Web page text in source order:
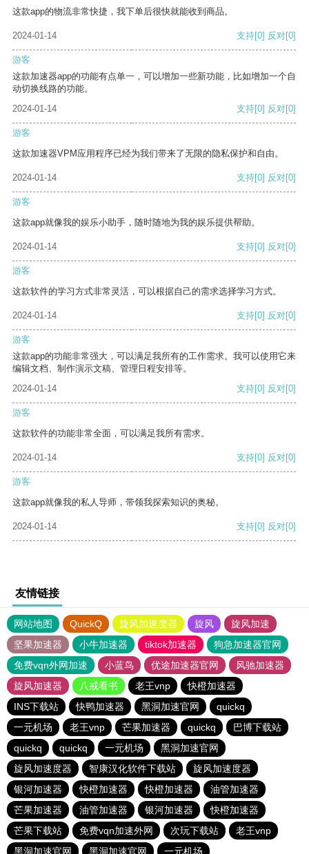
这款app的物流非常快捷，我下单后很快就能收到商品。
2024-01-14 支持[0] 反对[0]
游客
这款加速器app的功能有点单一，可以增加一些新功能，比如增加一个自
动切换线路的功能。
2024-01-14
支持[0] 反对[0]
游客
这款加速器VPM应用程序已经为我们带来了无限的隐私保护和自由。
2024-01-14 支持[0] 反对[0]
游客
这款app就像我的娱乐小助手，随时随地为我的娱乐提供帮助。
2024-01-14 支持[0] 反对[0]
游客
这款软件的学习方式非常灵活，可以根据自己的需求选择学习方式。
2024-01-14 支持[0] 反对[0]
游客
这款app的功能非常强大，可以满足我所有的工作需求。我可以使用它来
编辑文档、制作演示文稿、管理日程安排等。
2024-01-14
支持[0] 反对[0]
游客
这款软件的功能非常全面，可以满足我所有需求。
2024-01-14 支持[0] 反对[0]
游客
这款app就像我的私人导师，带领我探索知识的奥秘。
2024-01-14 支持[0] 反对[0]
友情链接
网站地图 QuickQ 旋风加速度器 旋风
旋风加速
坚果加速器
小牛加速器 tiktok加速器
狗急加速器官网
免费vqn外网加速
小蓝鸟 优途加速器官网
风驰加速器
旋风加速器
八戒看书 老王vnp
快橙加速器
INS下载站
快鸭加速器 黑洞加速官网
quickq
一元机场
老王vnp 芒果加速器 quickq
巴博下载站
quickq
quickq 一元机场
黑洞加速官网
旋风加速度器
智康汉化软件下载站
旋风加速度器
银河加速器
快橙加速器 快橙加速器
油管加速器
芒果加速器
油管加速器 银河加速器
快橙加速器
芒果下载站
免费vqn加速外网 次玩下载站
老王vnp
黑洞加速官网
黑洞加速官网 一元机场